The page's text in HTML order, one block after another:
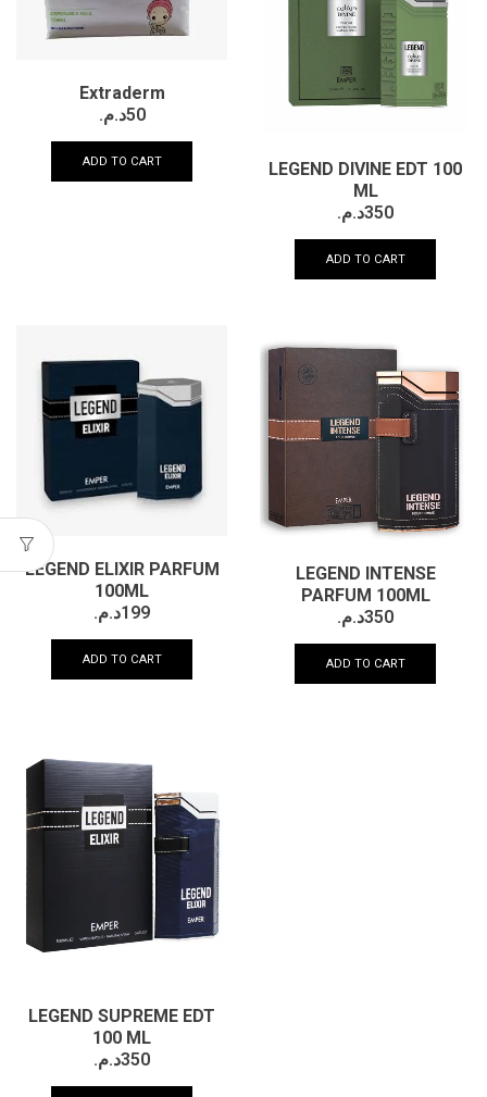
Extraderm
50د.م.
ADD TO CART
LEGEND DIVINE EDT 100
ML
350د.م.
ADD TO CART
LEGEND ELIXIR PARFUM
100ML
199د.م.
ADD TO CART
LEGEND INTENSE
PARFUM 100ML
350د.م.
ADD TO CART
LEGEND SUPREME EDT
100 ML
350د.م.